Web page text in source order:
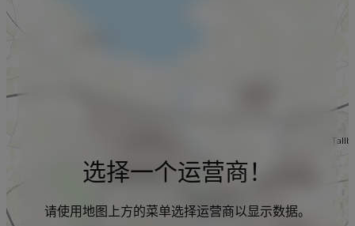
选择一个运营商！
请使用地图上方的菜单选择运营商以显示数据。